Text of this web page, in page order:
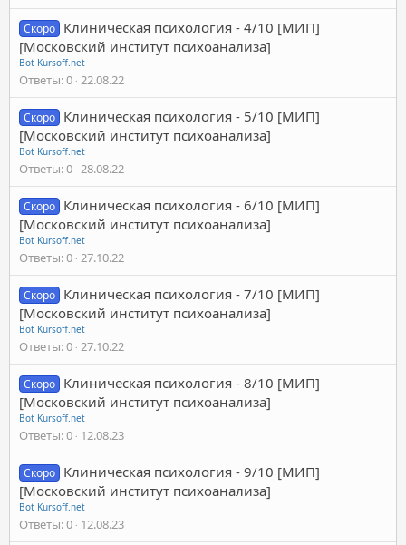
Скоро Клиническая психология - 4/10 [МИП]
[Московский институт психоанализа]
Bot Kursoff.net
Ответы 0 22.08.22
Скоро Клиническая психология - 5/10 [МИП]
[Московский институт психоанализа]
Bot Kursoff.net
Ответы 0 28.08.22
Скоро Клиническая психология - 6/10 [МИП]
[Московский институт психоанализа]
Bot Kursoff.net
Ответы 0 27.10.22
Скоро Клиническая психология - 7/10 [МИП]
[Московский институт психоанализа]
Bot Kursoff.net
Ответы 0 27.10.22
Скоро Клиническая психология - 8/10 [МИП]
[Московский институт психоанализа]
Bot Kursoff.net
Ответы 0 12.08.23
Скоро Клиническая психология - 9/10 [МИП]
[Московский институт психоанализа]
Bot Kursoff.net
Ответы 0 12.08.23